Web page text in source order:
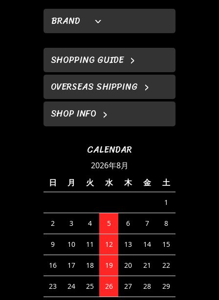
BRAND
SHOPPING GUIDE
OVERSEAS SHIPPING
SHOP INFO
CALENDAR
2026年8月
日
月 火 水 木 金 土
1
2 3 4 5 6 7 8
9 10 11 12 13 14 15
16 17 18 19 20 21 22
23 24 25 26 27 28 29